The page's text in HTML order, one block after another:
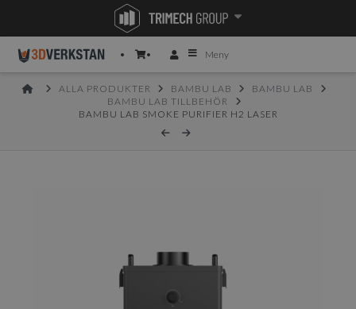
Meny
HOMEALLA PRODUKTER BAMBU LAB
BAMBU LAB
BAMBU LAB TILLBEHÖR
BAMBU LAB SMOKE PURIFIER H2 LASER